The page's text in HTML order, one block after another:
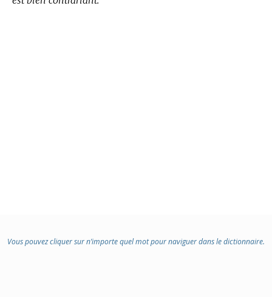
Vous pouvez cliquer sur n’importe quel mot pour naviguer dans le dictionnaire.